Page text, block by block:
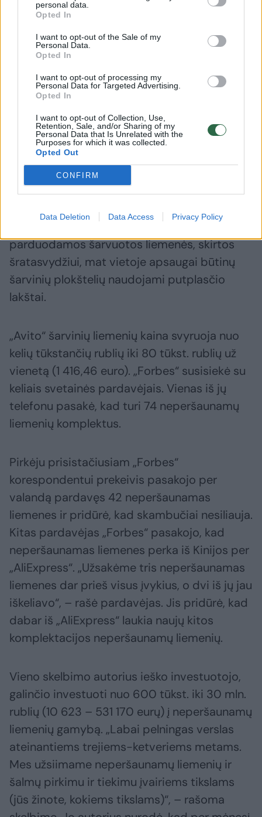
personal data.
Opted In
I want to opt-out of the Sale of my
Personal Data.
Opted In
I want to opt-out of processing my
Personal Data for Targeted Advertising.
Opted In
I want to opt-out of Collection, Use,
Retention, Sale, and/or Sharing of my
Personal Data that Is Unrelated with the
Purposes for which it was collected.
Opted Out
CONFIRM
Data Deletion Data Access Privacy Policy
servetėlės, tualetinis popierius, daugelis
rinkinius.
Labai pelningas verslas
Remiantis svetainėje pateikta informacija,
šiuo metu „Avito“ skelbimų portale rasite
beveik 3,7 tūkst. skelbimų, kurių pavadinime
arba produkto aprašyme yra žodžiai
„neperšaunama liemenė“. Dauguma skelbimų
paskelbta nuo rugsėjo 21 d. Tačiau, kaip
matyti iš jų turinio, svetainėje taip pat
parduodamos šarvuotos liemenės, skirtos
šratasvydžiui, mat vietoje apsaugai būtinų
šarvinių plokštelių naudojami putplasčio
lakštai.
„Avito“ šarvinių liemenių kaina svyruoja nuo
kelių tūkstančių rublių iki 80 tūkst. rublių už
vienetą (1 416,46 euro). „Forbes“ susisiekė su
keliais svetainės pardavėjais. Vienas iš jų
telefonu pasakė, kad turi 74 neperšaunamų
liemenių komplektus.
Pirkėju prisistačiusiam „Forbes“
korespondentui prekeivis pasakojo per
valandą pardavęs 42 neperšaunamas
liemenes ir pridūrė, kad skambučiai nesiliauja.
Kitas pardavėjas „Forbes“ pasakojo, kad
neperšaunamas liemenes perka iš Kinijos per
„AliExpress“. „Užsakėme tris neperšaunamas
liemenes dar prieš visus įvykius, o dvi iš jų jau
iškeliavo“, – rašė pardavėjas. Jis pridūrė, kad
dabar iš „AliExpress“ laukia naujų kitos
komplektacijos neperšaunamų liemenių.
Vieno skelbimo autorius ieško investuotojo,
galinčio investuoti nuo 600 tūkst. iki 30 mln.
rublių (10 623 – 531 170 eurų) į neperšaunamų
liemenių gamybą. „Labai pelningas verslas
ateinantiems trejiems-ketveriems metams.
Mes užsiimame neperšaunamų liemenių ir
šalmų pirkimu ir tiekimu įvairiems tikslams
(jūs žinote, kokiems tikslams)“, – rašoma